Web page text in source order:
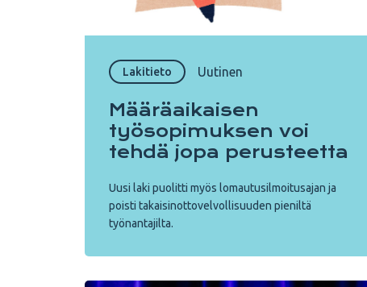
Lakitieto Uutinen
Määräaikaisen
työsopimuksen voi
tehdä jopa perusteetta
Uusi laki puolitti myös lomautusilmoitusajan ja
poisti takaisinottovelvollisuuden pieniltä
työnantajilta.